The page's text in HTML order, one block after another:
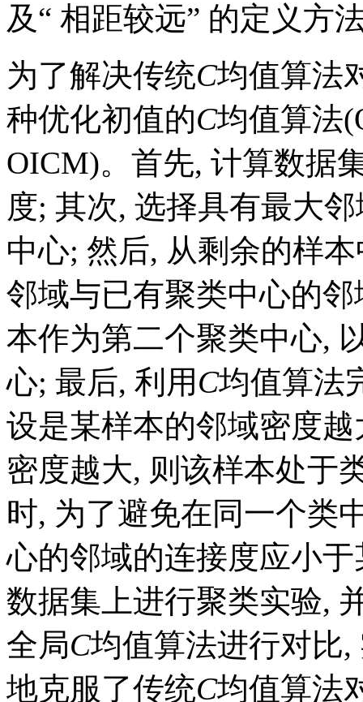
及“ 相距较远” 的定义方
为了解决传统C均值算法
种优化初值的C均值算法
OICM)。首先, 计算数据
度; 其次, 选择具有最大
中心; 然后, 从剩余的样
邻域与已有聚类中心的
本作为第二个聚类中心,
心; 最后, 利用 C均值算法
设是某样本的邻域密度
密度越大, 则该样本处于
时, 为了避免在同一个类
心的邻域的连接度应小
数据集上进行聚类实验,
全局C均值算法进行对比
地克服了传统C均值算法